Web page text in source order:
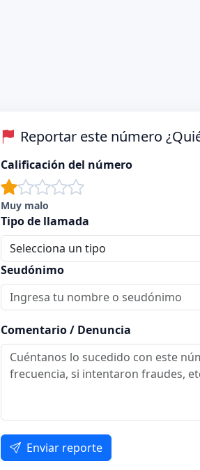
Reportar este número
Calificación del número
Muy malo
Tipo de llamada
Seudónimo
Comentario / Denuncia
Enviar reporte